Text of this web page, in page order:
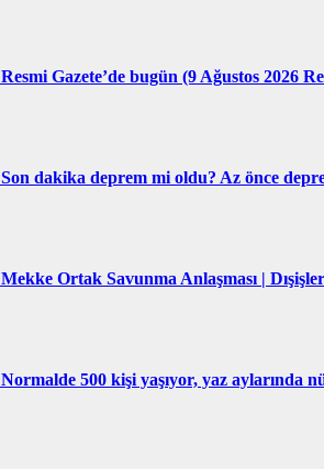
Resmi Gazete’de bugün (9 Ağustos 2026
Son dakika deprem mi oldu? Az önce
Mekke Ortak Savunma Anlaşması |
Normalde 500 kişi yaşıyor, yaz aylarında